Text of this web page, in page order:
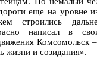
еще на уровне
написал в
Комсомольск –
жизни и созидания».